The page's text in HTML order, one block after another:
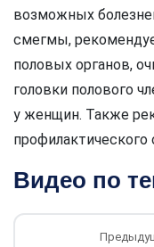
возможных
смегмы,
половых органов,
головки полового
у женщин. Также
профилактического
Видео по